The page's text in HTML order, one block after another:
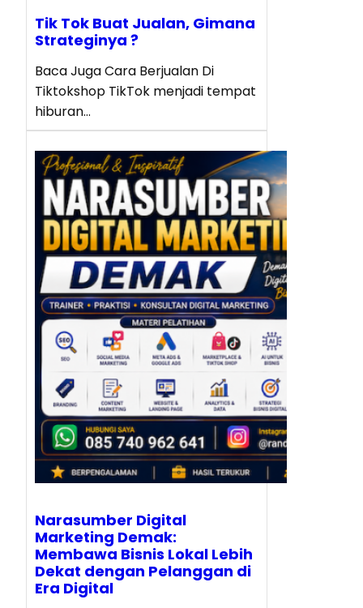
Tik Tok Buat Jualan, Gimana
Strateginya ?
Baca Juga Cara Berjualan Di
Tiktokshop TikTok menjadi tempat
hiburan…
Narasumber Digital
Marketing Demak:
Membawa Bisnis Lokal Lebih
Dekat dengan Pelanggan di
Era Digital